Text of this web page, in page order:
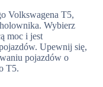
Volkswagena T5,
Wybierz
moc i jest
Upewnij się,
pojazdów o
T5.